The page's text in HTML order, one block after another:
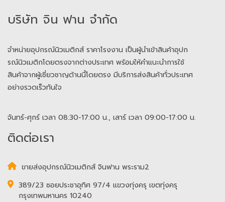
บริษัท จิน ฟาน จำกัด
จำหน่ายอุปกรณ์นิวเมติกส์ ราคาโรงงาน เป็นผู้นำเข้าสินค้าอุปก
รณ์นิวเมติกโดยตรงจากต่างประเทศ พร้อมให้คำแนะนำการใช้
สินค้าจากผู้เชี่ยวชาญด้านนี้โดยตรง มีบริการส่งสินค้าทั่วประเทศ
อย่างรวดเร็วทันใจ
จันทร์-ศุกร์ เวลา 08:30-17:00 น., เสาร์ เวลา 09:00-17:00 น.
ติดต่อเรา
ขายส่งอุปกรณ์นิวเมติกส์ จินฟาน พระราม2
389/23 ซอยประชาอุทิศ 97/4 แขวงทุ่งครุ เขตทุ่งครุ
กรุงเทพมหานคร 10240